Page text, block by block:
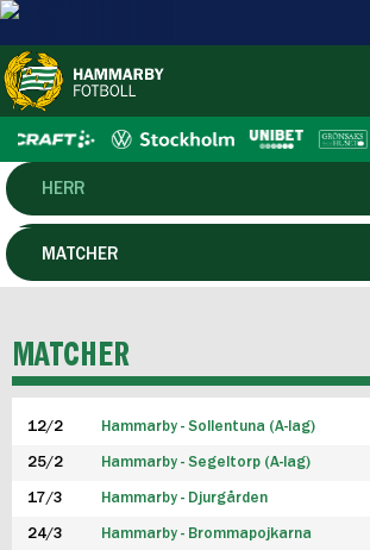
HERR
DAM
P19
F19
FUTSAL HERR
MATCHER
MATCHER
12/2 Hammarby - Sollentuna (A-lag)
25/2 Hammarby - Segeltorp (A-lag)
17/3 Hammarby - Djurgården
24/3 Hammarby - Brommapojkarna